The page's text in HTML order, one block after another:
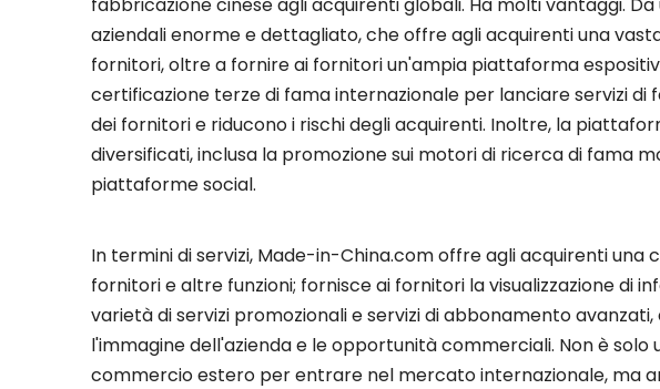
aziendali enorme e dettagliato, che offre agli acquirenti una
fornitori, oltre a fornire ai fornitori un'ampia piattaforma
certificazione terze di fama internazionale per lanciare servizi
dei fornitori e riducono i rischi degli acquirenti. Inoltre, la
diversificati, inclusa la promozione sui motori di ricerca di fama
piattaforme social.
In termini di servizi, Made-in-China.com offre agli acquirenti
fornitori e altre funzioni; fornisce ai fornitori la visualizzazione di
varietà di servizi promozionali e servizi di abbonamento
l'immagine dell'azienda e le opportunità commerciali. Non è
commercio estero per entrare nel mercato internazionale, ma